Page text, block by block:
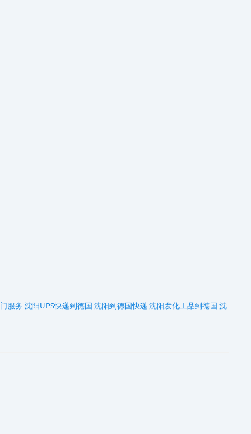
服务 沈阳UPS快递到德国 沈阳到德国快递 沈阳发化工品到德国 沈